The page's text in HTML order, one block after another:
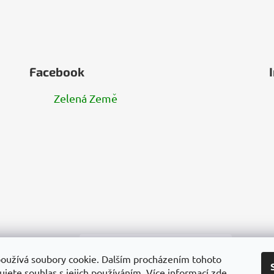
soubory cookie. Dalším procházením tohoto
Facebook
Zelená Země